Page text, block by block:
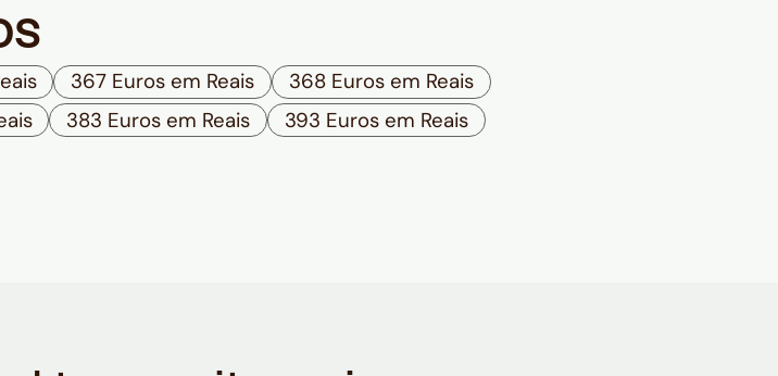
367 Euros em Reais
368 Euros em Reais
383 Euros em Reais
393 Euros em Reais